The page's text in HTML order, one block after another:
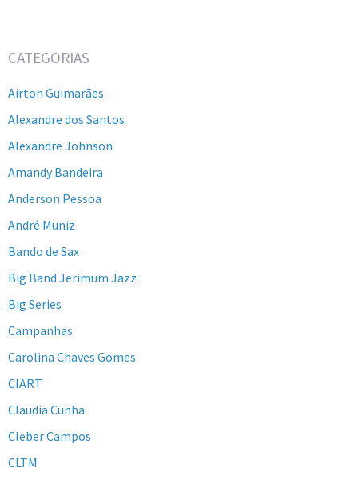
CATEGORIAS
Airton Guimarães
Alexandre dos Santos
Alexandre Johnson
Amandy Bandeira
Anderson Pessoa
André Muniz
Bando de Sax
Big Band Jerimum Jazz
Big Series
Campanhas
Carolina Chaves Gomes
CIART
Claudia Cunha
Cleber Campos
CLTM